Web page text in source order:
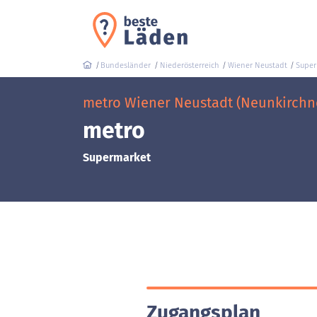
Bundesländer Niederösterreich Wiener Neustadt
metro Wiener Neustadt
metro
Supermarket